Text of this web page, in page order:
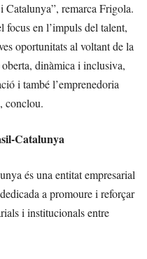
Catalunya”, remarca Frigola.
focus en l’impuls del talent,
oportunitats al voltant de la
dinàmica i inclusiva,
i també l’emprenedoria
conclou.
Catalunya
és una entitat empresarial
a promoure i reforçar
i institucionals entre